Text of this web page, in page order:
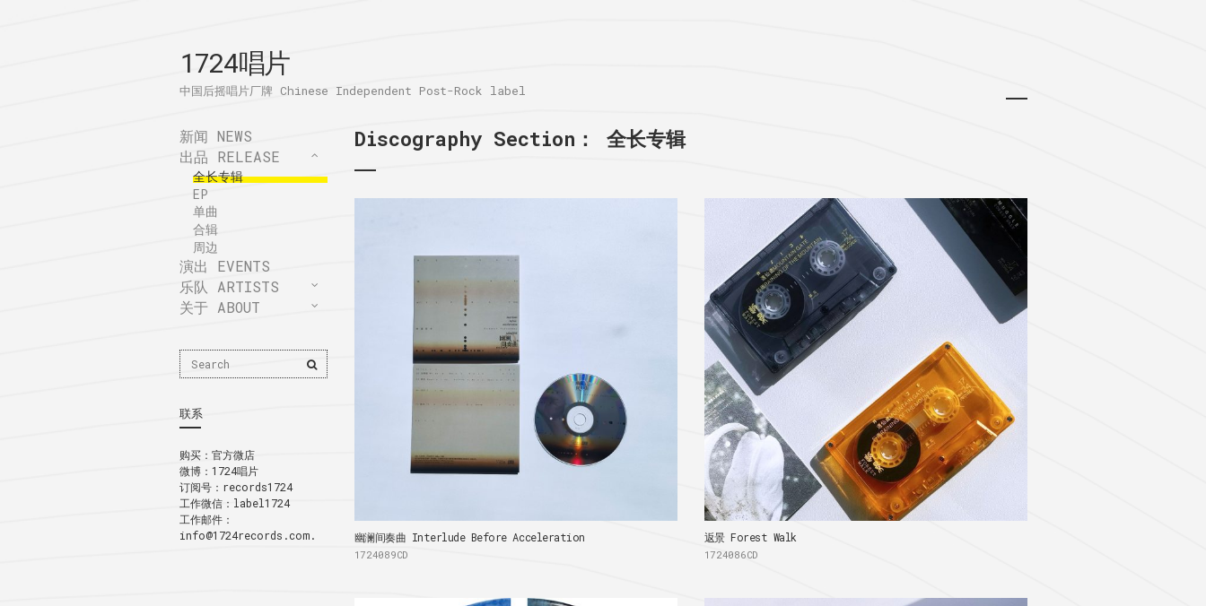
1724唱片
中国后摇唱片厂牌 Chinese Independent Post-Rock label
新闻 NEWS
出品 RELEASE
全长专辑
EP
单曲
合辑
周边
演出 EVENTS
乐队 ARTISTS
关于 ABOUT
Search
for:
Search
联系
购买： 官方微店
微博： 1724唱片
订阅号：records1724
工作微信：label1724
工作邮件：
info@1724records.com.
Discography Section： 全长专辑
幽澜间奏曲 Interlude Before Acceleration
1724089CD
返景 Forest Walk
1724086CD